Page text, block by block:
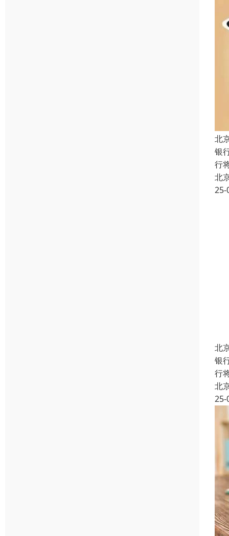
北
银
行
北
25-
北
银
行
北
25-